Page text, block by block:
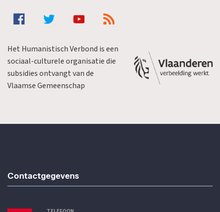
Het Humanistisch Verbond is een
sociaal-culturele organisatie die
subsidies ontvangt van de
Vlaamse Gemeenschap
Contactgegevens